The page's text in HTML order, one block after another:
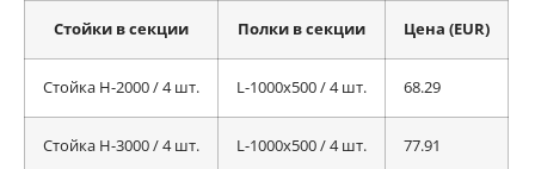
Стойки в секции Полки в секции Цена (EUR)
Стойка H-2000 / 4 шт. L-1000x500 / 4 шт. 68.29
Стойка H-3000 / 4 шт. L-1000x500 / 4 шт. 77.91